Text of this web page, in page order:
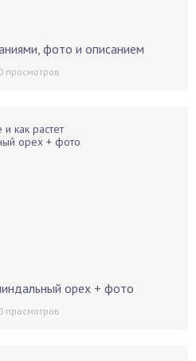
фото и описанием
просмотров
орех + фото
просмотров